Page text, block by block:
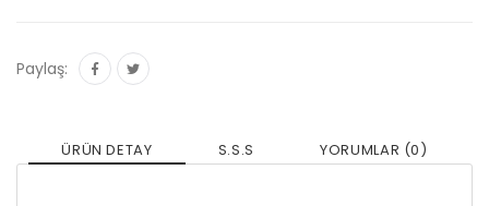
Paylaş:
ÜRÜN DETAY S.S.S YORUMLAR (0)